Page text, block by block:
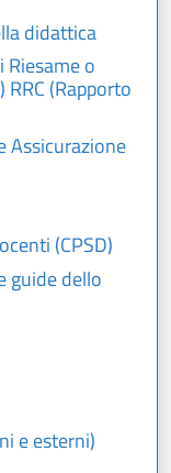
didattica
Riesame o
(Rapporto
Assicurazione
(CPSD)
guide dello
e esterni)